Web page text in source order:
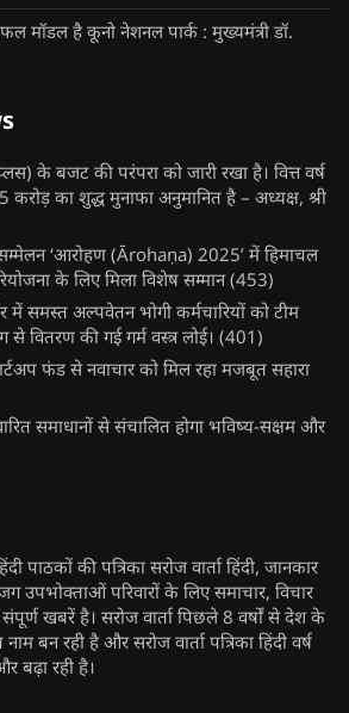
मॉडल है कूनो नेशनल पार्क : मुख्यमंत्री डॉ.
के बजट की परंपरा को जारी रखा है। वित्त वर्ष
का शुद्ध मुनाफा अनुमानित है – अध्यक्ष, श्री
‘आरोहण (Ārohaṇa) 2025’ में हिमाचल
के लिए मिला विशेष सम्मान (453)
में समस्त अल्पवेतन भोगी कर्मचारियों को टीम
वितरण की गई गर्म वस्त्र लोई। (401)
फंड से नवाचार को मिल रहा मजबूत सहारा
समाधानों से संचालित होगा भविष्य-सक्षम और
पाठकों की पत्रिका सरोज वार्ता हिंदी, जानकार
उपभोक्ताओं परिवारों के लिए समाचार, विचार
खबरें है। सरोज वार्ता पिछले 8 वर्षों से देश के
बन रही है और सरोज वार्ता पत्रिका हिंदी वर्ष
बढ़ा रही है।